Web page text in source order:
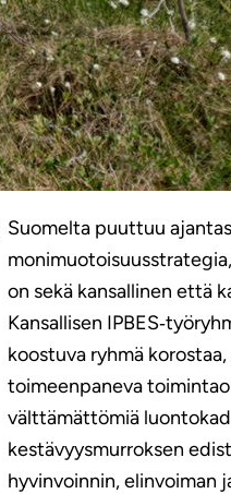
IPBES-työryhmän
koostuvan ryhmän
Suomi tarvitsee
luonnon
Suomelta puuttuu
on sekä kansallinen että
Kansallisen
koostuva ryhmä
toimeenpaneva
välttämättömiä
kestävyysmurroksen
hyvinvoinnin, elinvoiman